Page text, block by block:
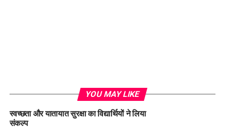
YOU MAY LIKE
स्वच्छता और यातायात सुरक्षा का विद्यार्थियों ने लिया
संकल्प